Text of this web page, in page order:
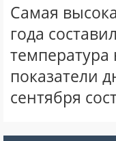
Самая
года
показатели
сентября